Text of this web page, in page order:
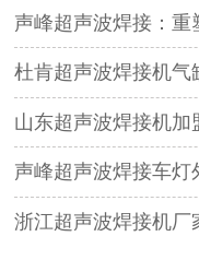
声峰超声波焊接：重塑
杜肯超声波焊接机气缸压力
山东超声波焊接机加盟选哪家
声峰超声波焊接车灯外壳
浙江超声波焊接机厂家源头直供？声峰